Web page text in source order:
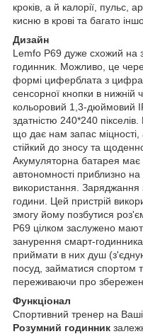
кроків, а й калорії, пульс,
кисню в крові та багато
Дизайн
Lemfo P69 дуже схожий на
годинник. Можливо, це
формі циферблата з
сенсорної кнопки в нижній
кольоровий 1,3-дюймовий
здатністю 240*240
що дає нам запас міцності,
стійкий до зносу та
Акумуляторна батарея
автономності приблизно
використання.
години. Цей пристрій
змогу йому позбутися
P69 цілком заслужено
занурення смарт-
приймати в них душ
посуд, займатися спортом
переживаючи про
Функціонал
Спортивний тренер на
Розумний годинник